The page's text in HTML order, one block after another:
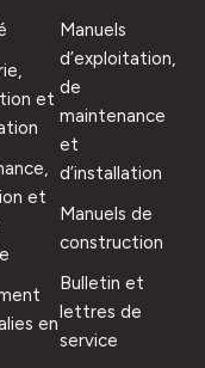
et
et
en
Manuels
d’exploitation,
de
maintenance
et
d’installation
Manuels de
construction
Bulletin et
lettres de
service